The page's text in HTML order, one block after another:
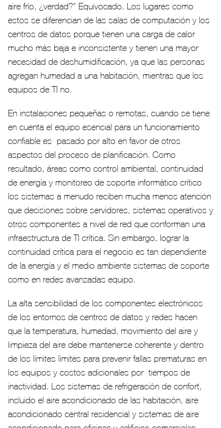
aire frío, ¿verdad?" Equivocado. Los lugares como
estos se diferencian de las salas de computación y los
centros de datos porque tienen una carga de calor
mucho más baja e inconsistente y tienen una mayor
necesidad de deshumidificación, ya que las personas
agregan humedad a una habitación, mientras que los
equipos de TI no.
En instalaciones pequeñas o remotas, cuando se tiene
en cuenta el equipo esencial para un funcionamiento
confiable es pasado por alto en favor de otros
aspectos del proceso de planificación. Como
resultado, áreas como control ambiental, continuidad
de energía y monitoreo de soporte informático crítico
los sistemas a menudo reciben mucha menos atención
que decisiones sobre servidores, sistemas operativos y
otros componentes a nivel de red que conforman una
infraestructura de TI crítica. Sin embargo, lograr la
continuidad crítica para el negocio es tan dependiente
de la energía y el medio ambiente sistemas de soporte
como en redes avanzadas equipo.
La alta sensibilidad de los componentes electrónicos
de los entornos de centros de datos y redes hacen
que la temperatura, humedad, movimiento del aire y
limpieza del aire debe mantenerse coherente y dentro
de los límites límites para prevenir fallas prematuras en
los equipos y costos adicionales por tiempos de
inactividad. Los sistemas de refrigeración de confort, -
incluido el aire acondicionado de las habitación, aire
acondicionado central residencial y sistemas de aire